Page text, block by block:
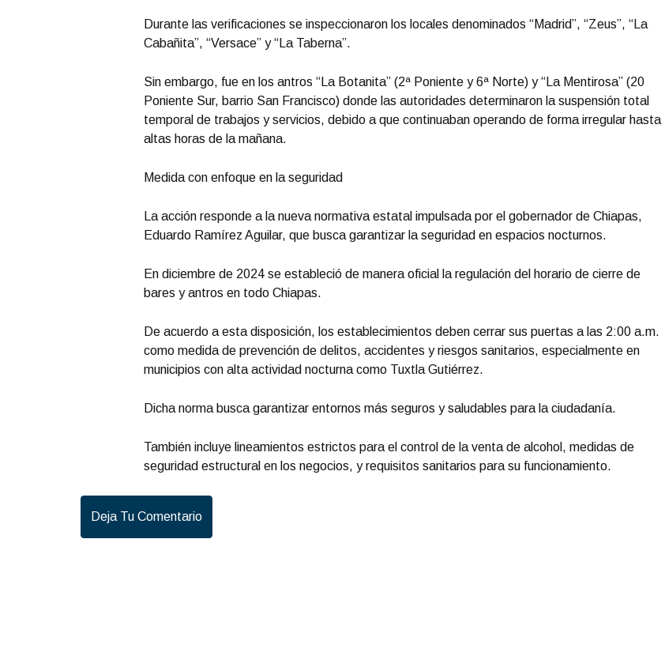
Durante las verificaciones se inspeccionaron los locales denominados “Madrid”, “Zeus”, “La
Cabañita”, “Versace” y “La Taberna”.
Sin embargo, fue en los antros “La Botanita” (2ª Poniente y 6ª Norte) y “La Mentirosa” (20
Poniente Sur, barrio San Francisco) donde las autoridades determinaron la suspensión total
temporal de trabajos y servicios, debido a que continuaban operando de forma irregular hasta
altas horas de la mañana.
Medida con enfoque en la seguridad
La acción responde a la nueva normativa estatal impulsada por el gobernador de Chiapas,
Eduardo Ramírez Aguilar, que busca garantizar la seguridad en espacios nocturnos.
En diciembre de 2024 se estableció de manera oficial la regulación del horario de cierre de
bares y antros en todo Chiapas.
De acuerdo a esta disposición, los establecimientos deben cerrar sus puertas a las 2:00 a.m.
como medida de prevención de delitos, accidentes y riesgos sanitarios, especialmente en
municipios con alta actividad nocturna como Tuxtla Gutiérrez.
Dicha norma busca garantizar entornos más seguros y saludables para la ciudadanía.
También incluye lineamientos estrictos para el control de la venta de alcohol, medidas de
seguridad estructural en los negocios, y requisitos sanitarios para su funcionamiento.
Deja Tu Comentario